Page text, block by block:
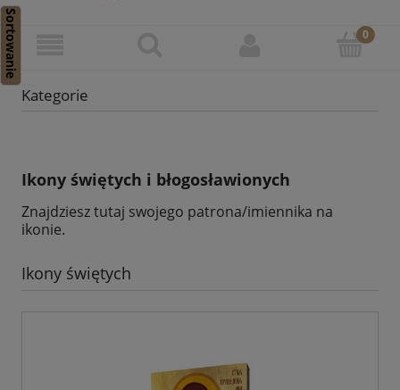
Kategorie
Ikony świętych i błogosławionych
Znajdziesz tutaj swojego patrona/imiennika na
ikonie.
Ikony świętych
Sortowanie